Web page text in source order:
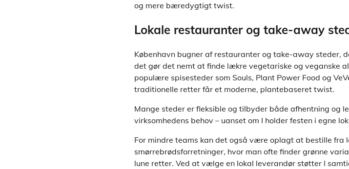
og mere bæredygtigt twist.
Lokale restauranter og take-away
København bugner af restauranter og take-away steder,
det gør det nemt at finde lækre vegetariske og veganske
populære spisesteder som Souls, Plant Power Food og
traditionelle retter får et moderne, plantebaseret twist.
Mange steder er fleksible og tilbyder både afhentning og
virksomhedens behov – uanset om I holder festen i egne
For mindre teams kan det også være oplagt at bestille fra
smørrebrødsforretninger, hvor man ofte finder grønne
lune retter. Ved at vælge en lokal leverandør støtter I